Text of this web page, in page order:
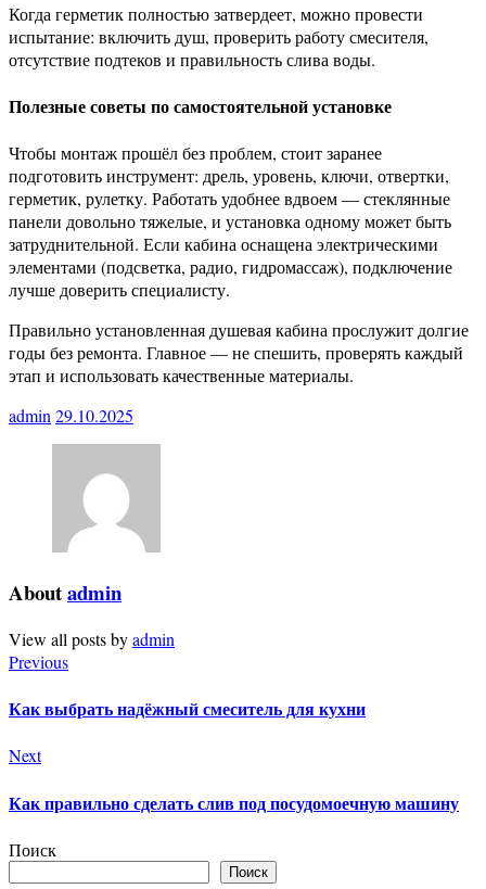
Когда герметик полностью затвердеет, можно провести
испытание: включить душ, проверить работу смесителя,
отсутствие подтеков и правильность слива воды.
Полезные советы по самостоятельной установке
Чтобы монтаж прошёл без проблем, стоит заранее
подготовить инструмент: дрель, уровень, ключи, отвертки,
герметик, рулетку. Работать удобнее вдвоем — стеклянные
панели довольно тяжелые, и установка одному может быть
затруднительной. Если кабина оснащена электрическими
элементами (подсветка, радио, гидромассаж), подключение
лучше доверить специалисту.
Правильно установленная душевая кабина прослужит долгие
годы без ремонта. Главное — не спешить, проверять каждый
этап и использовать качественные материалы.
admin29.10.2025
Aboutadmin
View all posts byadmin
Previous
Как выбрать надёжный смеситель для кухни
Next
Как правильно сделать слив под посудомоечную машину
Поиск
Поиск